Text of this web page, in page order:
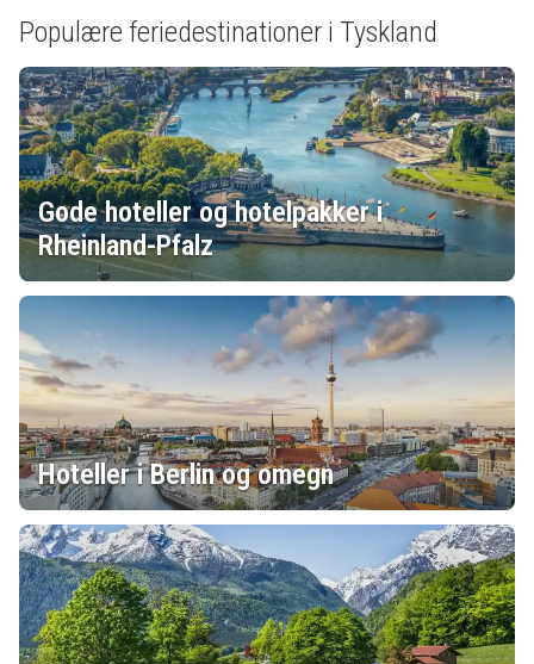
Populære feriedestinationer i Tyskland
Gode hoteller og hotelpakker i
Rheinland-Pfalz
Hoteller i Berlin og omegn